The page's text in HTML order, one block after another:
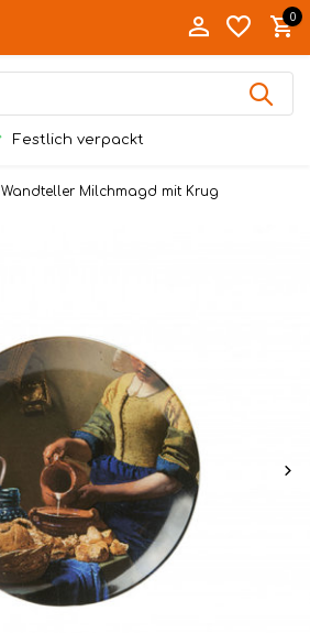
0
Festlich verpackt
Wandteller Milchmagd mit Krug